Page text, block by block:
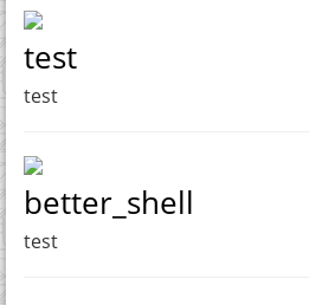
test
test
better_shell
test